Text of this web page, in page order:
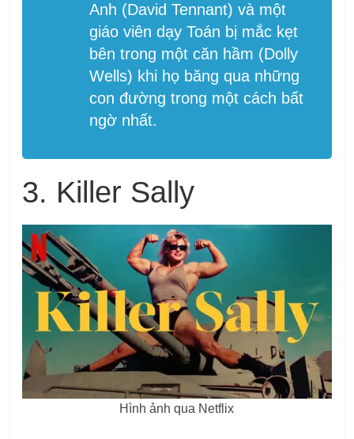
Anh (David Tennant) và một
giáo viên dạy Toán bị mắc kẹt
bên trong một căn hầm (Dolly
Wells) khi họ băng qua những
con đường trong một cách bất
ngờ nhất.
3. Killer Sally
Hình ảnh qua Netflix